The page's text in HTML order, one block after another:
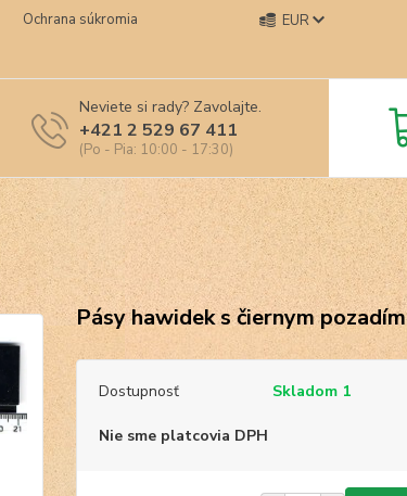
Ochrana súkromia
EUR
Neviete si rady? Zavolajte.
+421 2 529 67 411
(Po - Pia: 10:00 - 17:30)
Pásy hawidek s čiernym pozadím
Dostupnosť Skladom 1
Nie sme platcovia DPH